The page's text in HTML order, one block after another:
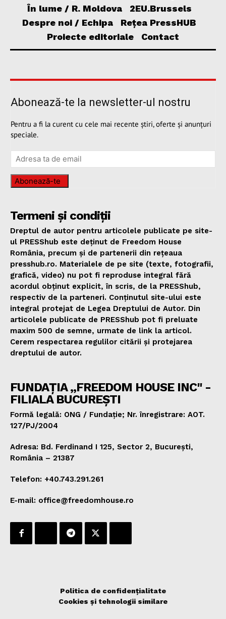
În lume / R. Moldova
2EU.Brussels
Despre noi / Echipa
Rețea PressHUB
Proiecte editoriale
Contact
Abonează-te la newsletter-ul nostru
Pentru a fi la curent cu cele mai recente știri, oferte și anunțuri
speciale.
Abonează-te
Termeni și condiții
Dreptul de autor pentru articolele publicate pe site-
ul PRESShub este deținut de Freedom House
România, precum și de partenerii din rețeaua
presshub.ro. Materialele de pe site (texte, fotografii,
grafică, video) nu pot fi reproduse integral fără
acordul obținut explicit, în scris, de la PRESShub,
respectiv de la parteneri. Conținutul site-ului este
integral protejat de Legea Dreptului de Autor. Din
articolele publicate de PRESShub pot fi preluate
maxim 500 de semne, urmate de link la articol.
Cerem respectarea regulilor citării și protejarea
dreptului de autor.
FUNDAȚIA „FREEDOM HOUSE INC" -
FILIALA BUCUREȘTI
Formă legală: ONG / Fundație; Nr. înregistrare: AOT.
127/PJ/2004
Adresa: Bd. Ferdinand I 125, Sector 2, București,
România – 21387
Telefon: +40.743.291.261
E-mail: office@freedomhouse.ro
Politica de confidențialitate
Cookies și tehnologii similare